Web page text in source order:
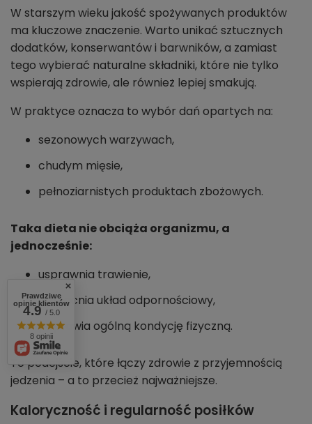
W starszym wieku jakość spożywanych produktów
ma kluczowe znaczenie. Warto unikać sztucznych
dodatków, konserwantów i barwników, a zamiast
tego wybierać naturalne składniki, które nie tylko
wspierają zdrowie, ale również lepiej smakują.
W praktyce oznacza to wybór dań opartych na:
sezonowych warzywach,
chudym mięsie,
pełnoziarnistych produktach zbożowych.
Taka dieta nie obciąża organizmu, a
jednocześnie:
usprawnia trawienie,
wzmacnia układ odpornościowy,
poprawia ogólną kondycję fizyczną.
To podejście, które łączy zdrowie z przyjemnością
jedzenia – a to przecież najważniejsze.
Kaloryczność i regularność posiłków
Prawdziwe
opinie klientów
4.9/ 5.0
8 opinii